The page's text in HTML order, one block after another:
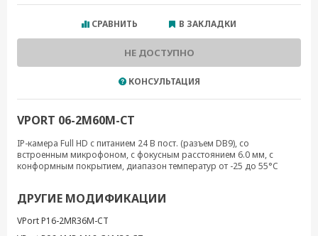
СРАВНИТЬ В ЗАКЛАДКИ
НЕ ДОСТУПНО
КОНСУЛЬТАЦИЯ
VPORT 06-2M60M-CT
IP-камера Full HD с питанием 24 В пост. (разъем DB9), со
встроенным микрофоном, с фокусным расстоянием 6.0 мм, с
конформным покрытием, диапазон температур от -25 до 55°C
ДРУГИЕ МОДИФИКАЦИИ
VPort P16-2MR36M-CT